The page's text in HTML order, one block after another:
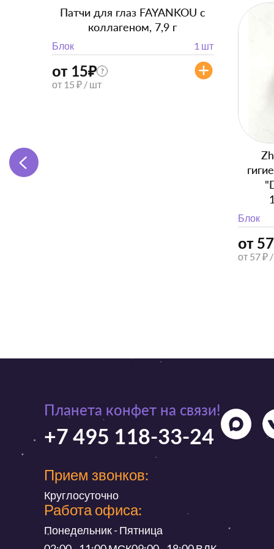
Патчи для глаз FAYANKOU с
коллагеном, 7,9 г
Блок 1 шт
от 15₽ ?
от 15 ₽ / шт
Блок
от 57
от 57 ₽
Планета конфет на связи!
+7 495 118-33-24
Прием звонков:
Круглосуточно
Работа офиса:
Понедельник - Пятница